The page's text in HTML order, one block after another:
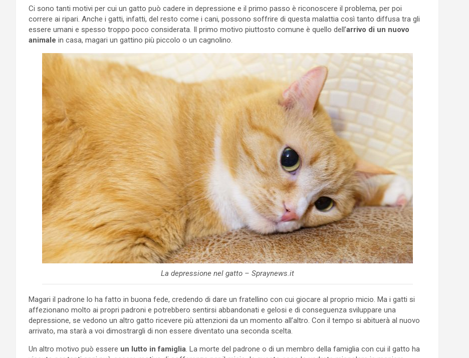
Ci sono tanti motivi per cui un gatto può cadere in depressione e il primo passo è riconoscere il problema, per poi
correre ai ripari. Anche i gatti, infatti, del resto come i cani, possono soffrire di questa malattia così tanto diffusa tra gli
essere umani e spesso troppo poco considerata. Il primo motivo piuttosto comune è quello dell’arrivo di un nuovo
animale in casa, magari un gattino più piccolo o un cagnolino.
La depressione nel gatto – Spraynews.it
Magari il padrone lo ha fatto in buona fede, credendo di dare un fratellino con cui giocare al proprio micio. Ma i gatti si
affezionano molto ai propri padroni e potrebbero sentirsi abbandonati e gelosi e di conseguenza sviluppare una
depressione, se vedono un altro gatto ricevere più attenzioni da un momento all’altro. Con il tempo si abituerà al nuovo
arrivato, ma starà a voi dimostrargli di non essere diventato una seconda scelta.
Un altro motivo può essere un lutto in famiglia . La morte del padrone o di un membro della famiglia con cui il gatto ha